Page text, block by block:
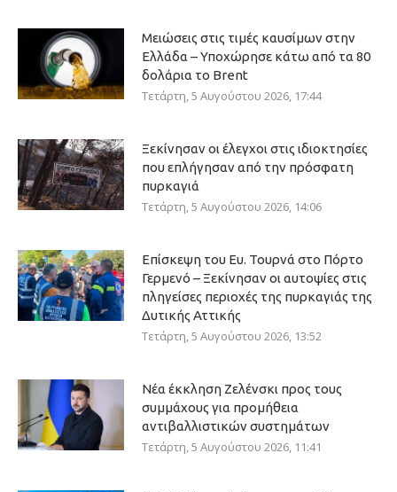
Μειώσεις στις τιμές καυσίμων στην
Ελλάδα – Υποχώρησε κάτω από τα 80
δολάρια το Brent
Τετάρτη, 5 Αυγούστου 2026, 17:44
Ξεκίνησαν οι έλεγχοι στις ιδιοκτησίες
που επλήγησαν από την πρόσφατη
πυρκαγιά
Τετάρτη, 5 Αυγούστου 2026, 14:06
Επίσκεψη του Ευ. Τουρνά στο Πόρτο
Γερμενό – Ξεκίνησαν οι αυτοψίες στις
πληγείσες περιοχές της πυρκαγιάς της
Δυτικής Αττικής
Τετάρτη, 5 Αυγούστου 2026, 13:52
Νέα έκκληση Ζελένσκι προς τους
συμμάχους για προμήθεια
αντιβαλλιστικών συστημάτων
Τετάρτη, 5 Αυγούστου 2026, 11:41